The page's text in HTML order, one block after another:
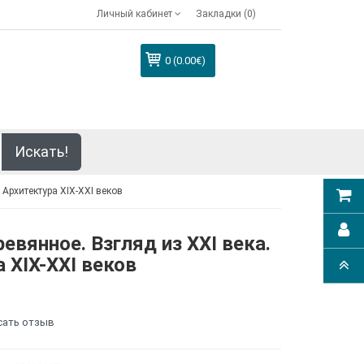
Личный кабинет Закладки (0)
0 (0.00€)
Искать!
XIX-XXI веков
Взгляд из XXI века.
XIX-XXI веков
отзыв